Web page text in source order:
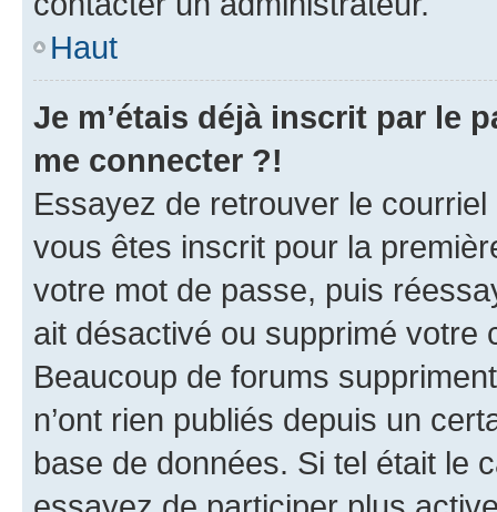
Haut
Je m’étais déjà inscrit par le
me connecter ?!
Essayez de retrouver le
vous êtes inscrit pour la
votre mot de passe, puis
ait désactivé ou supprimé votre
Beaucoup de forums
n’ont rien publiés depuis un
base de données. Si tel était le